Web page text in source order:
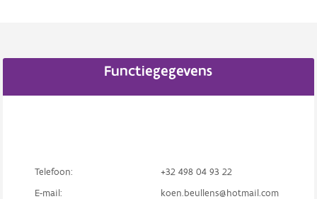
Functiegegevens
Telefoon:
+32 498 04 93 22
E-mail:
koen.beullens@hotmail.com